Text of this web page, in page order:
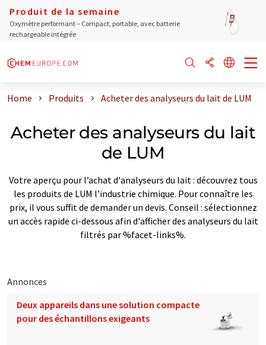
Produit de la semaine
Oxymètre performant – Compact, portable, avec batterie
rechargeable intégrée
Home Produits Acheter des analyseurs du lait de LUM
Acheter des analyseurs du lait
de LUM
Votre aperçu pour l’achat d'analyseurs du lait : découvrez tous
les produits de LUM l’industrie chimique. Pour connaître les
prix, il vous suffit de demander un devis. Conseil : sélectionnez
un accès rapide ci-dessous afin d'afficher des analyseurs du lait
filtrés par %facet-links%.
Annonces
Deux appareils dans une solution compacte
pour des échantillons exigeants